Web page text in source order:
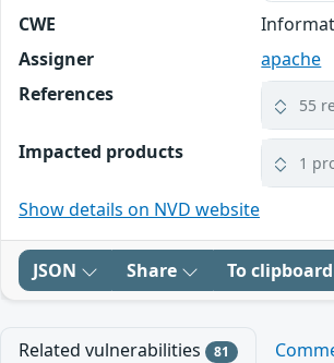
CWE
Assigner
apache
References
55
Impacted products 1
Show details on NVD website
JSON Share To clipboard
Related vulnerabilities 81